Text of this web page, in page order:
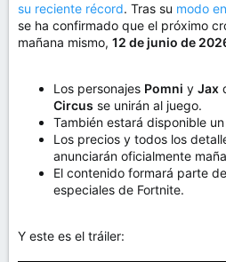
su reciente récord. Tras su modo
se ha confirmado que el próximo
mañana mismo, 12 de junio de
Los personajes Pomni y Jax
Circus se unirán al juego.
También estará disponible
Los precios y todos los
anunciarán oficialmente
El contenido formará parte
especiales de Fortnite.
Y este es el tráiler: